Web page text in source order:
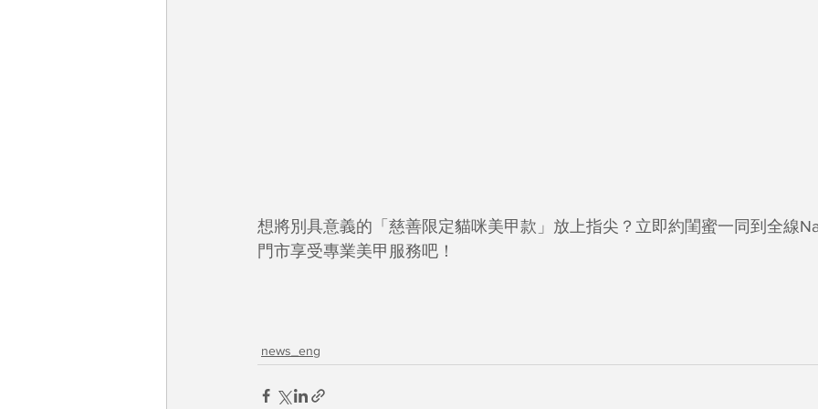
想將別具意義的「慈善限定貓咪美甲款」放上指尖？立即約閨蜜一同到全線
門市享受專業美甲服務吧！
news_eng